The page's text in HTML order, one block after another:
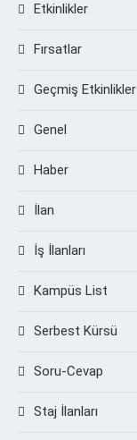
Etkinlikler
Fırsatlar
Geçmiş Etkinlikler
Genel
Haber
İlan
İş İlanları
Kampüs List
Serbest Kürsü
Soru-Cevap
Staj İlanları